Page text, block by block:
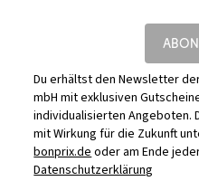
Du erhältst den Newsletter
mbH mit exklusiven
individualisierten Angeboten.
mit Wirkung für die Zukunft
bonprix.deoder am Ende
Datenschutzerklärung